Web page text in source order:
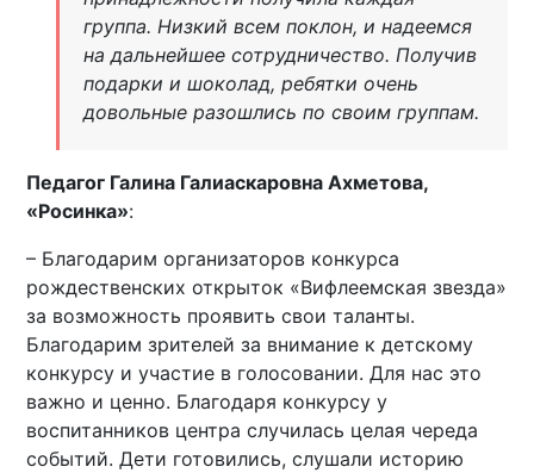
группа. Низкий всем поклон, и надеемся
на дальнейшее сотрудничество. Получив
подарки и шоколад, ребятки очень
довольные разошлись по своим группам.
Педагог Галина Галиаскаровна Ахметова,
«Росинка»:
– Благодарим организаторов конкурса
рождественских открыток «Вифлеемская звезда»
за возможность проявить свои таланты.
Благодарим зрителей за внимание к детскому
конкурсу и участие в голосовании. Для нас это
важно и ценно. Благодаря конкурсу у
воспитанников центра случилась целая череда
событий. Дети готовились, слушали историю